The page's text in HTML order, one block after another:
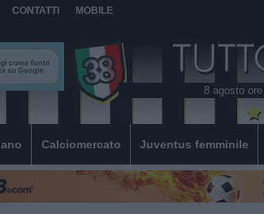
CONTATTI MOBILE
8 agosto
Calciomercato Juventus femminile